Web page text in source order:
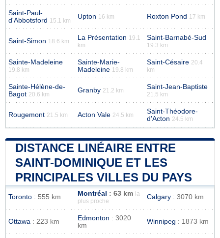
Saint-Paul-
d'Abbotsford 15.1 km
Upton 16 km Roxton Pond 17 km
Saint-Simon 18.6 km La Présentation 19.1
km
Saint-Barnabé-Sud
19.3 km
Sainte-Madeleine
19.8 km
Sainte-Marie-
Madeleine 19.8 km
Saint-Césaire 20.4
km
Sainte-Hélène-de-
Bagot 20.6 km
Granby 21.2 km Saint-Jean-Baptiste
21.5 km
Rougemont 21.5 km Acton Vale 24.5 km
Saint-Théodore-
d'Acton 24.5 km
DISTANCE LINÉAIRE ENTRE
SAINT-DOMINIQUE ET LES
PRINCIPALES VILLES DU PAYS
Toronto : 555 km Montréal : 63 km
la
plus proche
Calgary : 3070 km
Ottawa : 223 km Edmonton : 3020
km
Winnipeg : 1873 km